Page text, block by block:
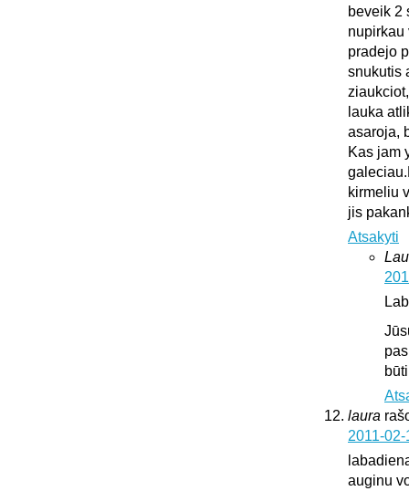
beveik 2
nupirkau
pradejo
snukutis
lauka
asaroja,
Kas jam
kirmeliu
jis
Atsakyti
laura
2011-
auginu